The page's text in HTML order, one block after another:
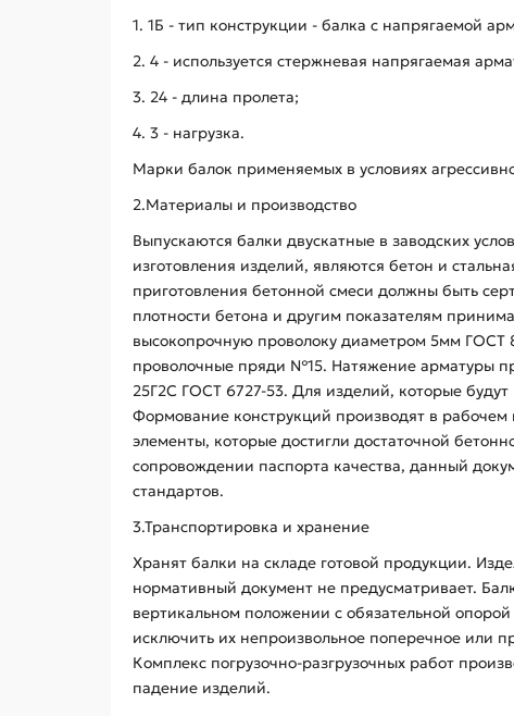
1. 1Б - тип конструкции - балка с напрягаемой
2. 4 - используется стержневая напрягаемая
3. 24 - длина пролета;
4. 3 - нагрузка.
Марки балок применяемых в условиях
2.Материалы и производство
Выпускаются балки двускатные в заводских
изготовления изделий, являются бетон и
приготовления бетонной смеси должны быть
плотности бетона и другим показателям
высокопрочную проволоку диаметром 5мм ГОСТ
проволочные пряди №15. Натяжение арматуры
25Г2С ГОСТ 6727-53. Для изделий, которые
Формование конструкций производят в
элементы, которые достигли достаточной
сопровождении паспорта качества, данный
стандартов.
3.Транспортировка и хранение
Хранят балки на складе готовой продукции.
нормативный документ не предусматривает.
вертикальном положении с обязательной
исключить их непроизвольное поперечное или
Комплекс погрузочно-разгрузочных работ
падение изделий.